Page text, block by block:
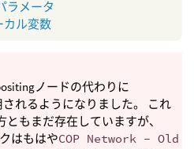
ラメータ
カル変数
ノードの代わりに
されるようになりました。 これ
もまだ存在していますが、
はもはやCOP Network - Old